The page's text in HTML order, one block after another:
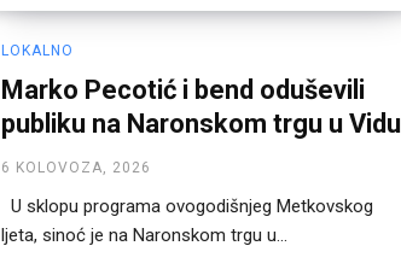
LOKALNO
Marko Pecotić i bend oduševili
publiku na Naronskom trgu u Vidu
6 KOLOVOZA, 2026
U sklopu programa ovogodišnjeg Metkovskog
ljeta, sinoć je na Naronskom trgu u...